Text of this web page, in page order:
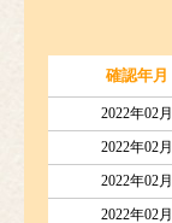
確認年月
2022年02月
2022年02月
2022年02月
2022年02月